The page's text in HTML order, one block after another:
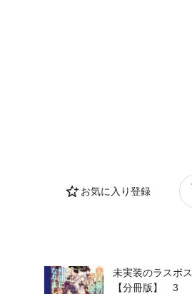
お気に入り登録
未実装のラスボ
【分冊版】 3
内容は同一のものと